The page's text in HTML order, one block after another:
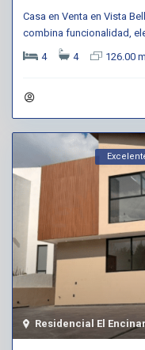
Casa en Venta en Vista
combina funcionalidad,
4
4 126.00 m
Residencial El